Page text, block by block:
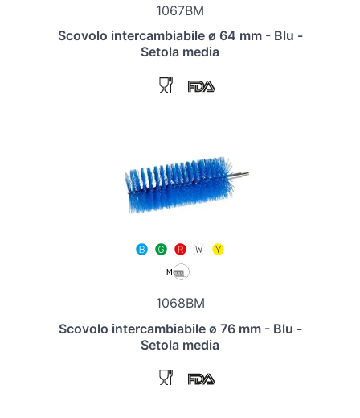
1067BM
Scovolo intercambiabile ø 64 mm - Blu -
Setola media
1068BM
Scovolo intercambiabile ø 76 mm - Blu -
Setola media